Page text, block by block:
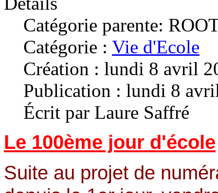
Catégorie parente:
Catégorie : Vie d'Ecole
Création : lundi 8 avril
Publication : lundi 8
Écrit par Laure Saffré
Le 100ème jour d'école
Suite au projet de